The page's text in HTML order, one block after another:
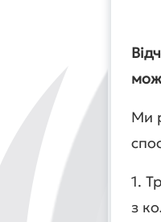
Ми
1.
з